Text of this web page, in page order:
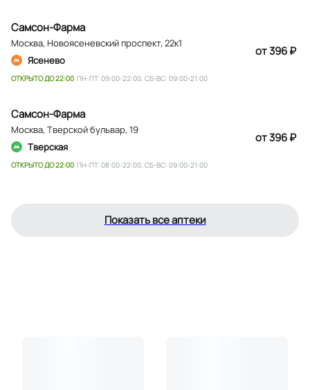
Самсон-Фарма
Москва, Новоясеневский проспект, 22к1
Ясенево
ОТКРЫТО ДО 22:00 ПН-ПТ: 09:00-22:00, СБ-ВС: 09:00-21:00
от 396 ₽
Самсон-Фарма
Москва, Тверской бульвар, 19
Тверская
ОТКРЫТО ДО 22:00 ПН-ПТ: 08:00-22:00, СБ-ВС: 09:00-21:00
от 396 ₽
Показать все аптеки